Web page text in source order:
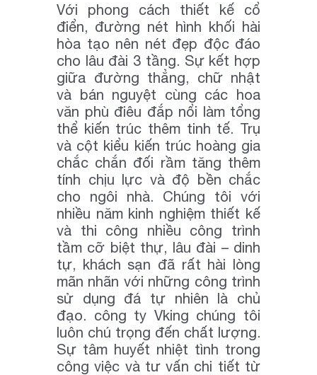
Với phong cách thiết kế cổ
điển, đường nét hình khối hài
hòa tạo nên nét đẹp độc đáo
cho lâu đài 3 tầng. Sự kết hợp
giữa đường thẳng, chữ nhật
và bán nguyệt cùng các hoa
văn phù điêu đắp nổi làm tổng
thể kiến trúc thêm tinh tế. Trụ
và cột kiểu kiến trúc hoàng gia
chắc chắn đối rầm tăng thêm
tính chịu lực và độ bền chắc
cho ngôi nhà. Chúng tôi với
nhiều năm kinh nghiệm thiết kế
và thi công nhiều công trình
tầm cỡ biệt thự, lâu đài – dinh
tự, khách sạn đã rất hài lòng
mãn nhãn với những công trình
sử dụng đá tự nhiên là chủ
đạo. công ty Vking chúng tôi
luôn chú trọng đến chất lượng.
Sự tâm huyết nhiệt tình trong
công việc và tư vấn chi tiết từ